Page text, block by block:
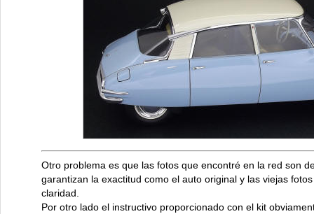
Otro problema es que las fotos que encontré en la red son
garantizan la exactitud como el auto original y las viejas
claridad.
Por otro lado el instructivo proporcionado con el kit